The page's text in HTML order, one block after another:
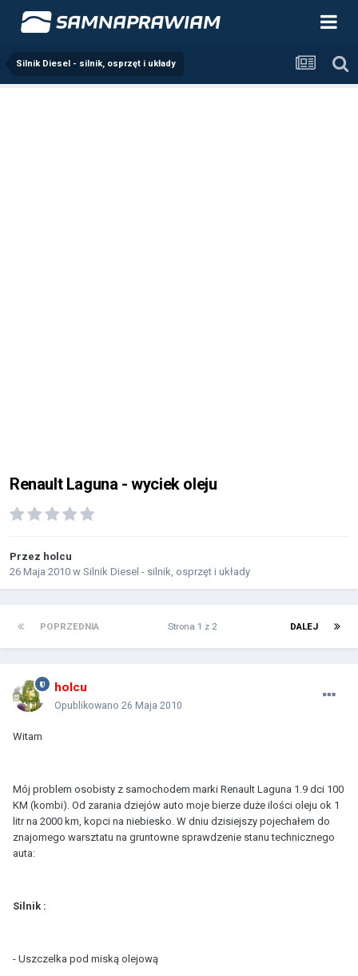
Silnik Diesel - silnik, osprzęt i układy
Renault Laguna - wyciek oleju
Przez holcu
26 Maja 2010 w Silnik Diesel - silnik, osprzęt i układy
POPRZEDNIA DALEJ
Strona 1 z 2
holcu
Opublikowano 26 Maja 2010
Witam
Mój problem osobisty z samochodem marki Renault Laguna 1.9 dci 100
KM (kombi). Od zarania dziejów auto moje bierze duże ilości oleju ok 1
litr na 2000 km, kopci na niebiesko. W dniu dzisiejszy pojechałem do
znajomego warsztatu na gruntowne sprawdzenie stanu technicznego
auta:
Silnik :
- Uszczelka pod miską olejową